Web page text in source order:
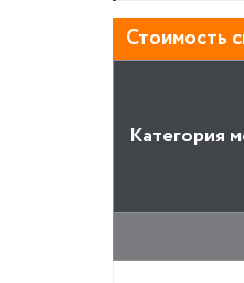
Стоимость
Категория